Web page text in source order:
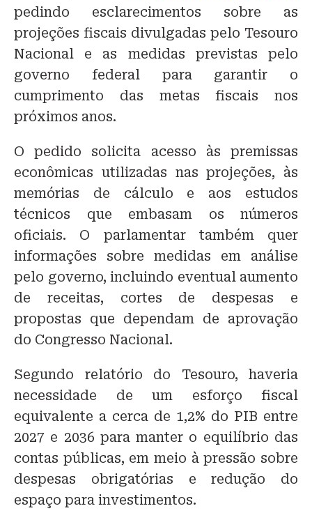
pedindo esclarecimentos sobre as
projeções fiscais divulgadas pelo Tesouro
Nacional e as medidas previstas pelo
governo federal para garantir o
cumprimento das metas fiscais nos
próximos anos.
O pedido solicita acesso às premissas
econômicas utilizadas nas projeções, às
memórias de cálculo e aos estudos
técnicos que embasam os números
oficiais. O parlamentar também quer
informações sobre medidas em análise
pelo governo, incluindo eventual aumento
de receitas, cortes de despesas e
propostas que dependam de aprovação
do Congresso Nacional.
Segundo relatório do Tesouro, haveria
necessidade de um esforço fiscal
equivalente a cerca de 1,2% do PIB entre
2027 e 2036 para manter o equilíbrio das
contas públicas, em meio à pressão sobre
despesas obrigatórias e redução do
espaço para investimentos.